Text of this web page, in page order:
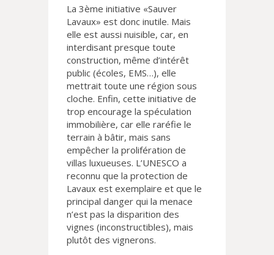
La 3ème initiative «Sauver
Lavaux» est donc inutile. Mais
elle est aussi nuisible, car, en
interdisant presque toute
construction, même d’intérêt
public (écoles, EMS…), elle
mettrait toute une région sous
cloche. Enfin, cette initiative de
trop encourage la spéculation
immobilière, car elle raréfie le
terrain à bâtir, mais sans
empêcher la prolifération de
villas luxueuses. L’UNESCO a
reconnu que la protection de
Lavaux est exemplaire et que le
principal danger qui la menace
n’est pas la disparition des
vignes (inconstructibles), mais
plutôt des vignerons.